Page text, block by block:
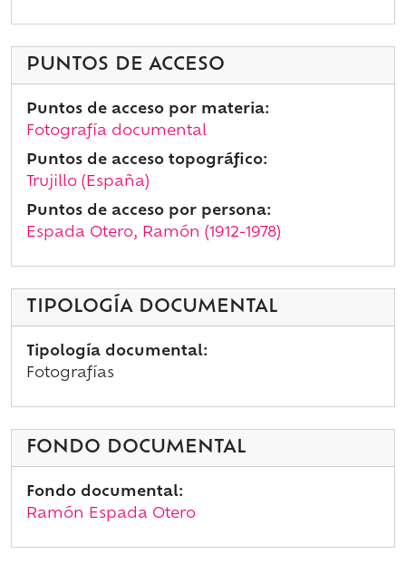
PUNTOS DE ACCESO
Puntos de acceso por materia:
Fotografía documental
Puntos de acceso topográfico:
Trujillo (España)
Puntos de acceso por persona:
Espada Otero, Ramón (1912-1978)
TIPOLOGÍA DOCUMENTAL
Tipología documental:
Fotografías
FONDO DOCUMENTAL
Fondo documental:
Ramón Espada Otero